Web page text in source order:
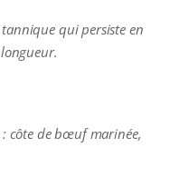
qui persiste en
: côte de bœuf marinée,